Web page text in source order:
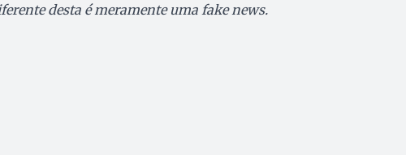
desta é meramente uma fake news.